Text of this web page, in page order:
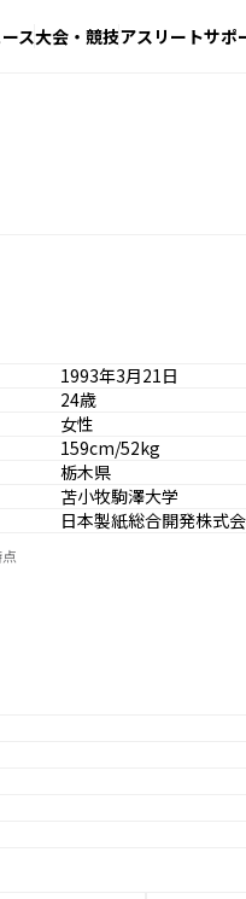
ス大会・競技アスリートサポ
1993年3月21日
24歳
女性
159cm/52kg
栃木県
苫小牧駒澤大学
日本製紙総合開発株式